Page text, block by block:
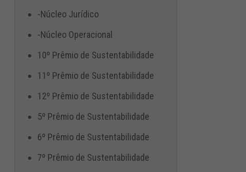
-Núcleo Jurídico
-Núcleo Operacional
10º Prêmio de Sustentabilidade
11º Prêmio de Sustentabilidade
12º Prêmio de Sustentabilidade
5º Prêmio de Sustentabilidade
6º Prêmio de Sustentabilidade
7º Prêmio de Sustentabilidade